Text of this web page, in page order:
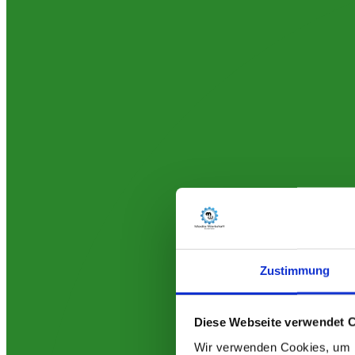
Zustimmung
Diese Webseite verwendet
Wir verwenden Cookies,